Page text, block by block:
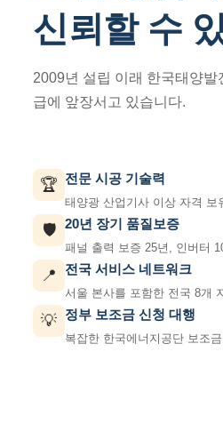
신뢰할 수
2009년 설립 이래 한국태양
급에 앞장서고 있습니다.
🏆 전문 시공 기술력
태양광 산업기사 이상 자격 보
🛡️ 20년 장기 품질보증
패널 출력 보증 25년, 인버터
📍 전국 서비스 네트워크
서울 본사를 포함한 전국 8개
💡 정부 보조금 신청 대행
복잡한 한국에너지공단 보조